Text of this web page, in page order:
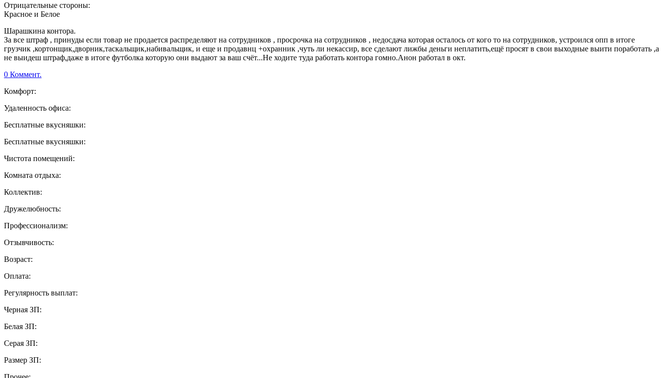
Отрицательные стороны:
Красное и Белое
Шарашкина контора.
За все штраф , принуды если товар не продается распределяют на сотрудников , просрочка на сотрудников , недосдача которая осталось от кого то на сотрудников, устроился опп в итоге
грузчик ,кортонщик,дворник,таскальщик,набивальщик, и еще и продавнц +охранник ,чуть ли некассир, все сделают лижбы деньги неплатить,ещё просят в свои выходные выити поработать ,а
не выидеш штраф,даже в итоге футболка которую они выдают за ваш счёт...Не ходите туда работать контора гомно.Анон работал в окт.
0 Коммент.
Комфорт:
Удаленность офиса:
Бесплатные вкусняшки:
Бесплатные вкусняшки:
Чистота помещений:
Комната отдыха:
Коллектив:
Дружелюбность:
Профессионализм:
Отзывчивость:
Возраст:
Оплата:
Регулярность выплат:
Черная ЗП:
Белая ЗП:
Серая ЗП:
Размер ЗП: